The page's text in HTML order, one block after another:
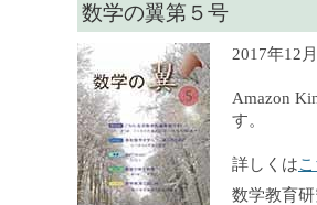
数学の翼第５号
2017年12
Amazon
す。
詳しくは
数学教育